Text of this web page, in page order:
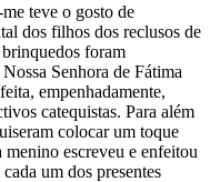
teve o gosto de
dos filhos dos reclusos de
foram
Senhora de Fátima
empenhadamente,
catequistas. Para além
colocar um toque
escreveu e enfeitou
um dos presentes